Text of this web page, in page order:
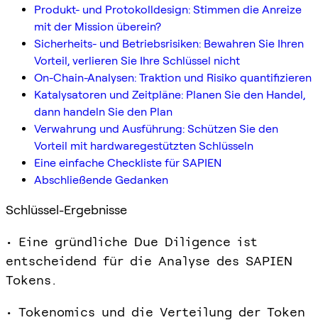
Produkt- und Protokolldesign: Stimmen die Anreize
mit der Mission überein?
Sicherheits- und Betriebsrisiken: Bewahren Sie Ihren
Vorteil, verlieren Sie Ihre Schlüssel nicht
On-Chain-Analysen: Traktion und Risiko quantifizieren
Katalysatoren und Zeitpläne: Planen Sie den Handel,
dann handeln Sie den Plan
Verwahrung und Ausführung: Schützen Sie den
Vorteil mit hardwaregestützten Schlüsseln
Eine einfache Checkliste für SAPIEN
Abschließende Gedanken
Schlüssel-Ergebnisse
• Eine gründliche Due Diligence ist
entscheidend für die Analyse des SAPIEN
Tokens.
• Tokenomics und die Verteilung der Token